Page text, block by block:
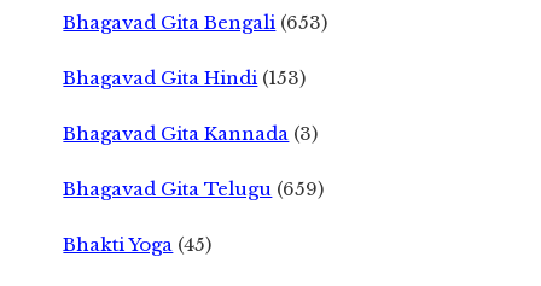
Bhagavad Gita Bengali (653)
Bhagavad Gita Hindi (153)
Bhagavad Gita Kannada (3)
Bhagavad Gita Telugu (659)
Bhakti Yoga (45)